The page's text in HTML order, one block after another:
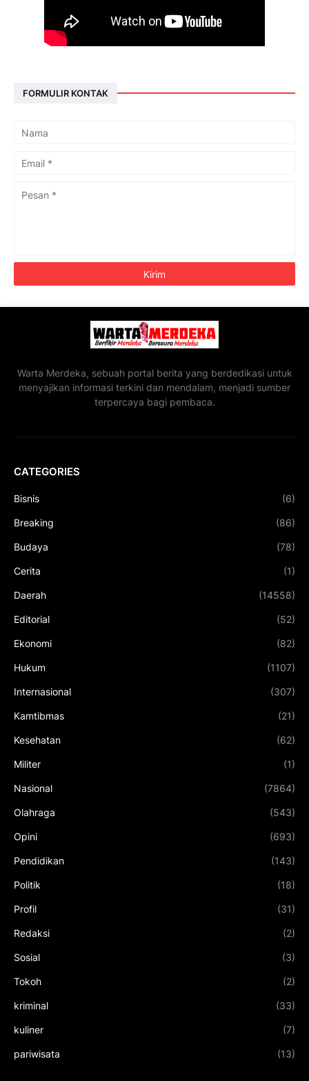
FORMULIR KONTAK
Warta Merdeka, sebuah portal berita yang berdedikasi untuk
menyajikan informasi terkini dan mendalam, menjadi sumber
terpercaya bagi pembaca.
CATEGORIES
Bisnis (6)
Breaking (86)
Budaya (78)
Cerita (1)
Daerah (14558)
Editorial (52)
Ekonomi (82)
Hukum (1107)
Internasional (307)
Kamtibmas (21)
Kesehatan (62)
Militer (1)
Nasional (7864)
Olahraga (543)
Opini (693)
Pendidikan (143)
Politik (18)
Profil (31)
Redaksi (2)
Sosial (3)
Tokoh (2)
kriminal (33)
kuliner (7)
pariwisata (13)